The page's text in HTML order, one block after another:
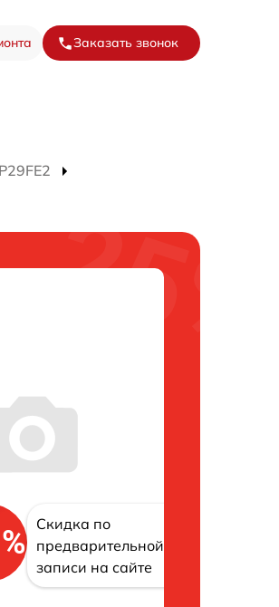
Заказать звонок
Скидка по
предварительной
записи на сайте